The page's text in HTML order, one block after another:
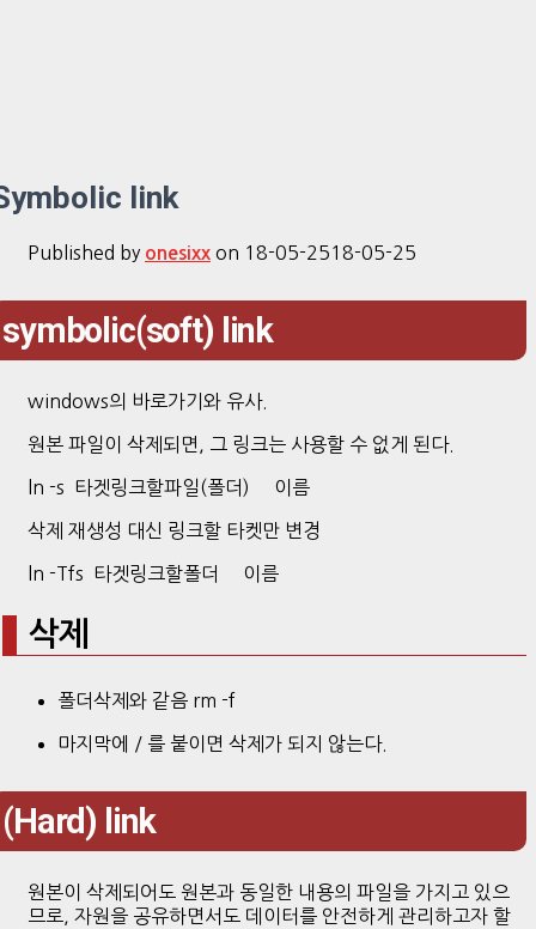
link
Published by onesixx on 18-05-2518-05-25
symbolic(soft) link
windows의 바로가기와 유사.
원본 파일이 삭제되면, 그 링크는 사용할 수 없게 된다.
ln -s 타겟링크할파일(폴더) 이름
삭제 재생성 대신 링크할 타켓만 변경
ln -Tfs 타겟링크할폴더 이름
삭제
폴더삭제와 같음 rm -f
마지막에 / 를 붙이면 삭제가 되지 않는다.
(Hard) link
원본이 삭제되어도 원본과 동일한 내용의 파일을 가지고 있으
므로, 자원을 공유하면서도 데이터를 안전하게 관리하고자 할